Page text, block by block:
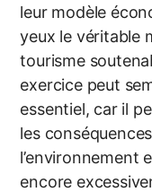
leur modèle
yeux le véritable
tourisme
exercice peut
essentiel, car il
les
l’environnement
encore